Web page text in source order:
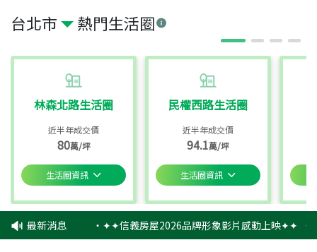
台北市 熱門生活圈
林森北路生活圈
近半年成交價
80萬/坪
生活圈資訊
民權西路生活圈
近半年成交價
94.1萬/坪
生活圈資訊
最新消息 ✦✦信義房屋2026品牌形象影片感動上映✦✦ ‧